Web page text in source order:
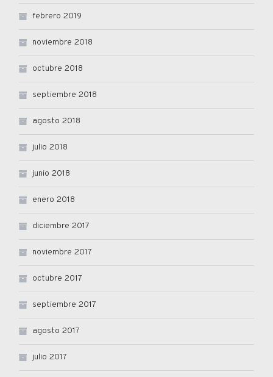
febrero 2019
noviembre 2018
octubre 2018
septiembre 2018
agosto 2018
julio 2018
junio 2018
enero 2018
diciembre 2017
noviembre 2017
octubre 2017
septiembre 2017
agosto 2017
julio 2017